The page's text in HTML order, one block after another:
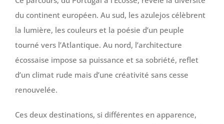
du continent européen. Au sud, les azulejos célèbrent
la lumière, les couleurs et la poésie d’un peuple
tourné vers l’Atlantique. Au nord, l’architecture
écossaise impose sa puissance et sa sobriété, reflet
d’un climat rude mais d’une créativité sans cesse
renouvelée.
Ces deux destinations, si différentes en apparence,